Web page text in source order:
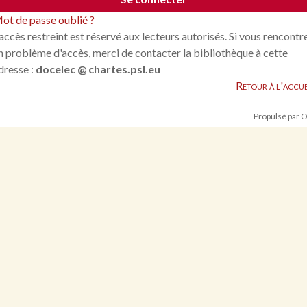
de passe oublié ?
restreint est réservé aux lecteurs autorisés. Si vous
problème d'accès, merci de contacter la bibliothèque à cette
: docelec @ chartes.psl.eu
Retour à
Propulsé par